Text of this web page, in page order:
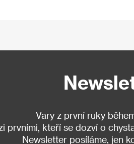
Vary z první ruky
prvními, kteří se dozví o
Newsletter posíláme, jen